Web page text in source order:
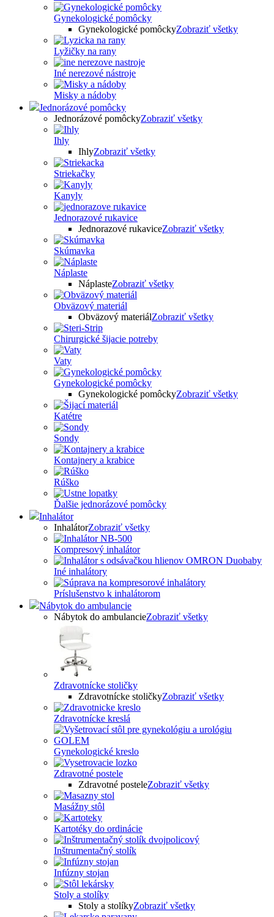
Gynekologické pomôcky
Gynekologické pomôckyZobraziť všetky
Lyžičky na rany
Iné nerezové nástroje
Misky a nádoby
Jednorázové pomôcky
Jednorázové pomôckyZobraziť všetky
Ihly
IhlyZobraziť všetky
Striekačky
Kanyly
Jednorazové rukavice
Jednorazové rukaviceZobraziť všetky
Skúmavka
Náplaste
NáplasteZobraziť všetky
Obväzový materiál
Obväzový materiálZobraziť všetky
Chirurgické šijacie potreby
Vaty
Gynekologické pomôcky
Gynekologické pomôckyZobraziť všetky
Katétre
Sondy
Kontajnery a krabice
Rúško
Ďalšie jednorázové pomôcky
Inhalátor
InhalátorZobraziť všetky
Kompresový inhalátor
Iné inhalátory
Príslušenstvo k inhalátorom
Nábytok do ambulancie
Nábytok do ambulancieZobraziť všetky
Zdravotnícke stoličky
Zdravotnícke stoličkyZobraziť všetky
Zdravotnícke kreslá
Gynekologické kreslo
Zdravotné postele
Zdravotné posteleZobraziť všetky
Masážny stôl
Kartotéky do ordinácie
Inštrumentačný stolík
Infúzny stojan
Stoly a stolíky
Stoly a stolíkyZobraziť všetky